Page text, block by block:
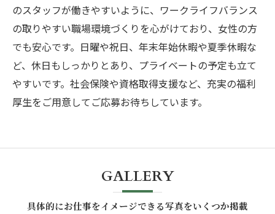
のスタッフが働きやすいように、ワークライフバランス
の取りやすい職場環境づくりを心がけており、女性の方
でも安心です。日曜や祝日、年末年始休暇や夏季休暇な
ど、休日もしっかりとあり、プライベートの予定も立て
やすいです。社会保険や資格取得支援など、充実の福利
厚生をご用意してご応募お待ちしています。
具体的にお仕事をイメージできる写真をいくつか掲載
GALLERY